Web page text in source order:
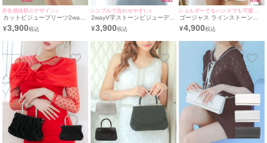
存在感抜群のデザイン♪
カットビジュープリーツ2way
がま口ハンドミニバッグ
¥3,900
シンプルで合わせやすい♪
2wayV字ストーンビジューデザ
インハンドミニバッグ
¥3,900
ショルダーでもハンドでも可愛い♡
ゴージャス ラインストーン
2Way ハンドミニバッグ
¥4,900